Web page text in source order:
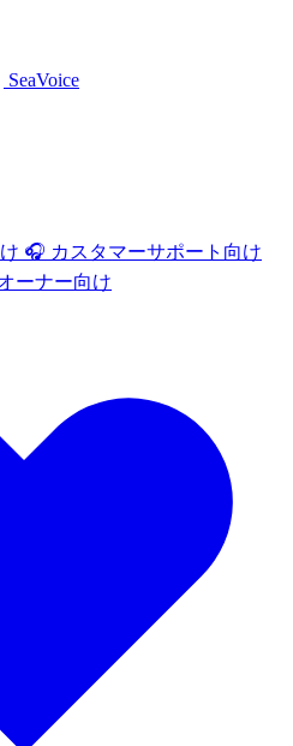
SeaVoice
🎧 カスタマーサポート向け
ーナー向け